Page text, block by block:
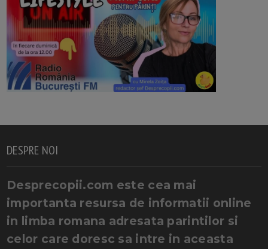
DESPRE NOI
Desprecopii.com este cea mai
importanta resursa de informatii online
in limba romana adresata parintilor si
celor care doresc sa intre in aceasta